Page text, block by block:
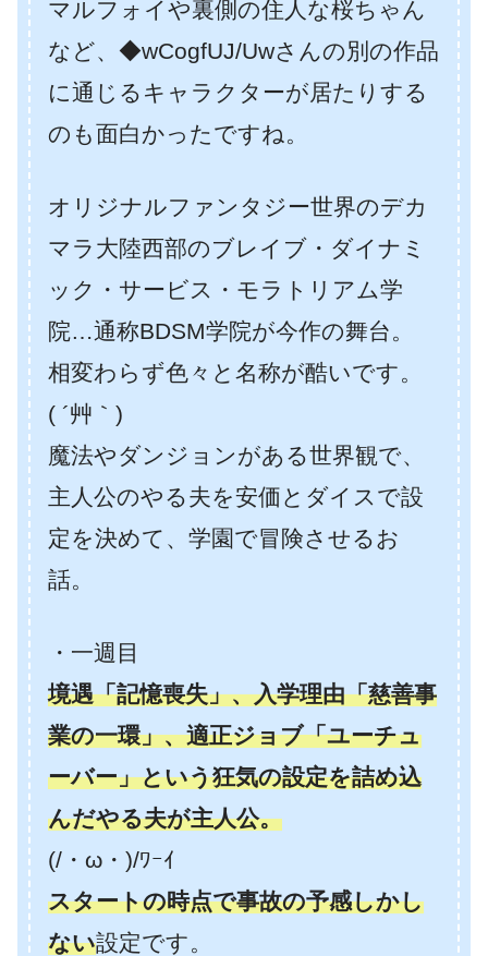
マルフォイや裏側の住人な桜ちゃん
など、◆wCogfUJ/Uwさんの別の作品
に通じるキャラクターが居たりする
のも面白かったですね。
オリジナルファンタジー世界のデカ
マラ大陸西部のブレイブ・ダイナミ
ック・サービス・モラトリアム学
院…通称BDSM学院が今作の舞台。
相変わらず色々と名称が酷いです。
( ´艸｀)
魔法やダンジョンがある世界観で、
主人公のやる夫を安価とダイスで設
定を決めて、学園で冒険させるお
話。
・一週目
境遇「記憶喪失」、入学理由「慈善事
業の一環」、適正ジョブ「ユーチュ
ーバー」という狂気の設定を詰め込
んだやる夫が主人公。
(/・ω・)/ﾜｰｲ
スタートの時点で事故の予感しかし
ない設定です。